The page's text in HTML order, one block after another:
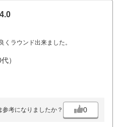
4.0
ラウンド出来ました。
）
参考になりましたか？ 0